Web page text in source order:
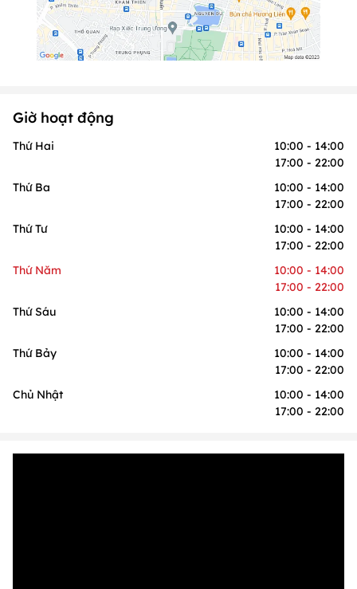
Giờ hoạt động
Thứ Hai
10:00 - 14:00
17:00 - 22:00
Thứ Ba
10:00 - 14:00
17:00 - 22:00
Thứ Tư
10:00 - 14:00
17:00 - 22:00
Thứ Năm
10:00 - 14:00
17:00 - 22:00
Thứ Sáu
10:00 - 14:00
17:00 - 22:00
Thứ Bảy
10:00 - 14:00
17:00 - 22:00
Chủ Nhật
10:00 - 14:00
17:00 - 22:00